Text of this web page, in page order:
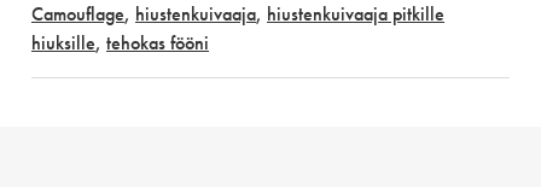
Camouflage, hiustenkuivaaja, hiustenkuivaaja pitkille
hiuksille, tehokas fööni